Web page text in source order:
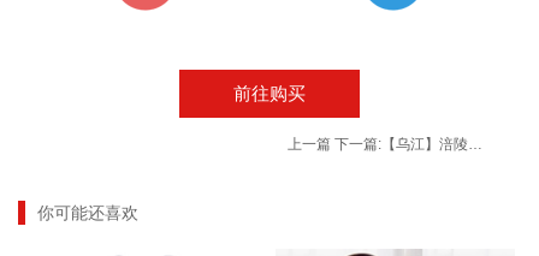
前往购买
上一篇 下一篇: 【乌江】涪陵榨菜家庭组合17袋装共约950g
你可能还喜欢